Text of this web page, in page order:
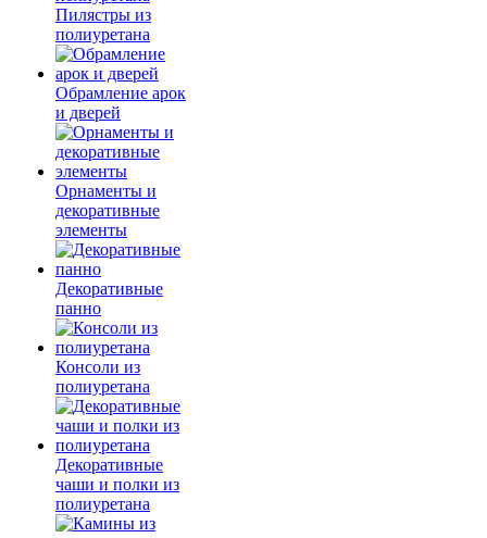
Пилястры из
полиуретана
Обрамление арок
и дверей
Орнаменты и
декоративные
элементы
Декоративные
панно
Консоли из
полиуретана
Декоративные
чаши и полки из
полиуретана